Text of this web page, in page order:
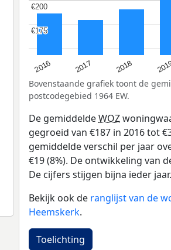
2016 2017 2018
€175
€175
€200
€200
Bovenstaande grafiek toont de
postcodegebied 1964 EW.
De gemiddeldeWOZ
gegroeid van €187 in 2016 tot
gemiddelde verschil per jaar
€19 (8%). De ontwikkeling van
De cijfers stijgen bijna ieder jaar.
Bekijk ook de ranglijst van de
Heemskerk.
Toelichting